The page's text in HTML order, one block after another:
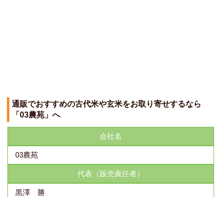
通販でおすすめの古代米や玄米をお取り寄せするなら
「03農苑」へ
会社名
03農苑
代表（販売責任者）
黒澤 勝